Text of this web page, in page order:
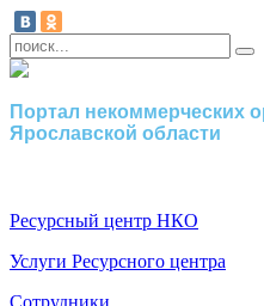
Портал некоммерческих
Ярославской области
Ресурсный центр НКО
Услуги Ресурсного центра